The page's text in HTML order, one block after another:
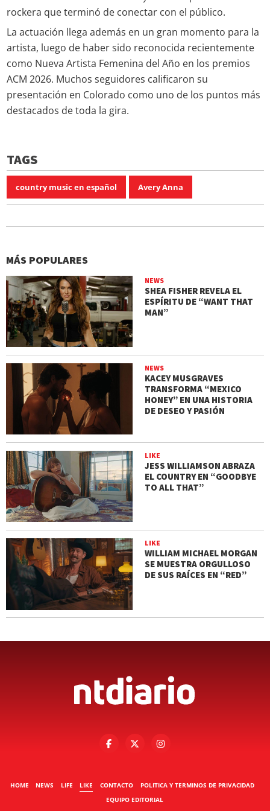
rockera que terminó de conectar con el público.
La actuación llega además en un gran momento para la
artista, luego de haber sido reconocida recientemente
como Nueva Artista Femenina del Año en los premios
ACM 2026. Muchos seguidores calificaron su
presentación en Colorado como uno de los puntos más
destacados de toda la gira.
TAGS
country music en español Avery Anna
MÁS POPULARES
NEWS
SHEA FISHER REVELA EL
ESPÍRITU DE “WANT THAT
MAN”
NEWS
KACEY MUSGRAVES
TRANSFORMA “MEXICO
HONEY” EN UNA HISTORIA
DE DESEO Y PASIÓN
LIKE
JESS WILLIAMSON ABRAZA
EL COUNTRY EN “GOODBYE
TO ALL THAT”
LIKE
WILLIAM MICHAEL MORGAN
SE MUESTRA ORGULLOSO
DE SUS RAÍCES EN “RED”
HOME NEWS LIFE LIKE CONTACTO
POLITICA Y TERMINOS DE PRIVACIDAD
EQUIPO EDITORIAL